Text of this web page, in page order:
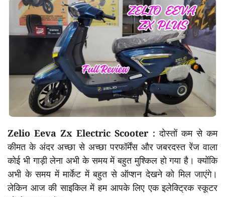
Zelio Eeva Zx Electric Scooter : दोस्तों कम से कम
कीमत के अंदर अच्छा से अच्छा परफॉर्मेंस और जबरदस्त रेंज वाला
कोई भी गाड़ी लेना अभी के समय में बहुत मुश्किल हो गया है। क्योंकि
अभी के समय में मार्केट में बहुत से ऑप्शन देखने को मिल जाएंगे।
लेकिन आज की साइकिल में हम आपके लिए एक इलेक्ट्रिक स्कूटर